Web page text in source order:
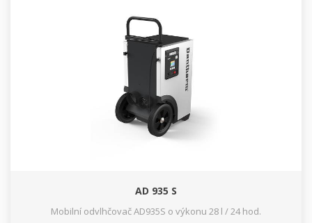
AD 935 S
Mobilní odvlhčovač AD935S o výkonu 28 l / 24 hod.